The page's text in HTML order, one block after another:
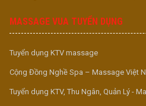
MASSAGE VUA TUYỂN DỤNG
Tuyển dụng KTV massage
Cộng Đồng Nghề Spa – Massage Việt
Tuyển dụng KTV, Thu Ngân, Quản Lý -